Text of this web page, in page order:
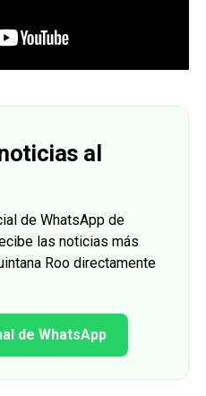
al
de WhatsApp de
las noticias más
Roo directamente
de WhatsApp